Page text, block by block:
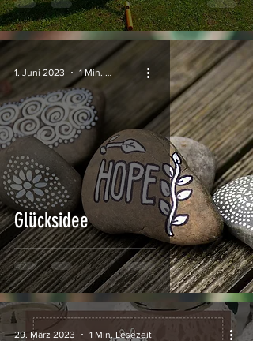
Glücksidee
1. Juni 2023 1 Min. Lesezeit
29. März 2023 1 Min. Lesezeit